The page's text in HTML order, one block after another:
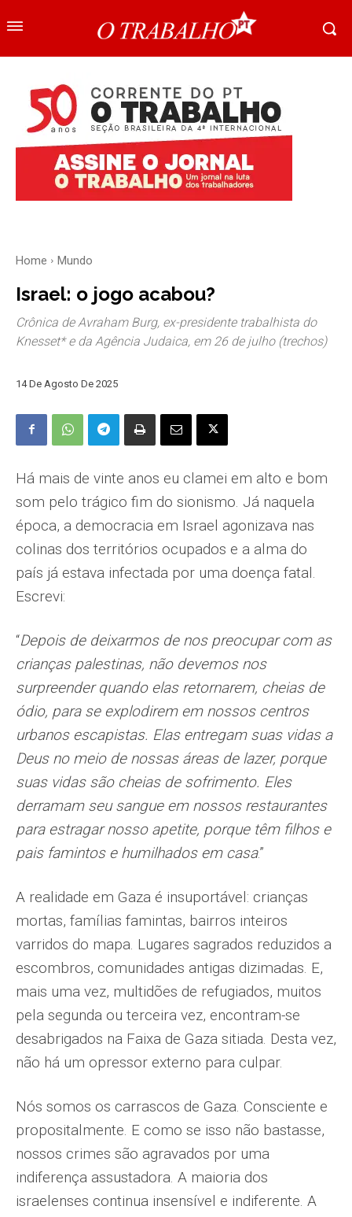
Home Mundo
Israel: o jogo acabou?
Crônica de Avraham Burg, ex-presidente trabalhista do
Knesset* e da Agência Judaica, em 26 de julho (trechos)
14 De Agosto De 2025
Há mais de vinte anos eu clamei em alto e bom
som pelo trágico fim do sionismo. Já naquela
época, a democracia em Israel agonizava nas
colinas dos territórios ocupados e a alma do
país já estava infectada por uma doença fatal.
Escrevi:
“Depois de deixarmos de nos preocupar com as
crianças palestinas, não devemos nos
surpreender quando elas retornarem, cheias de
ódio, para se explodirem em nossos centros
urbanos escapistas. Elas entregam suas vidas a
Deus no meio de nossas áreas de lazer, porque
suas vidas são cheias de sofrimento. Eles
derramam seu sangue em nossos restaurantes
para estragar nosso apetite, porque têm filhos e
pais famintos e humilhados em casa.”
A realidade em Gaza é insuportável: crianças
mortas, famílias famintas, bairros inteiros
varridos do mapa. Lugares sagrados reduzidos a
escombros, comunidades antigas dizimadas. E,
mais uma vez, multidões de refugiados, muitos
pela segunda ou terceira vez, encontram-se
desabrigados na Faixa de Gaza sitiada. Desta vez,
não há um opressor externo para culpar.
Nós somos os carrascos de Gaza. Consciente e
propositalmente. E como se isso não bastasse,
nossos crimes são agravados por uma
indiferença assustadora. A maioria dos
israelenses continua insensível e indiferente. A